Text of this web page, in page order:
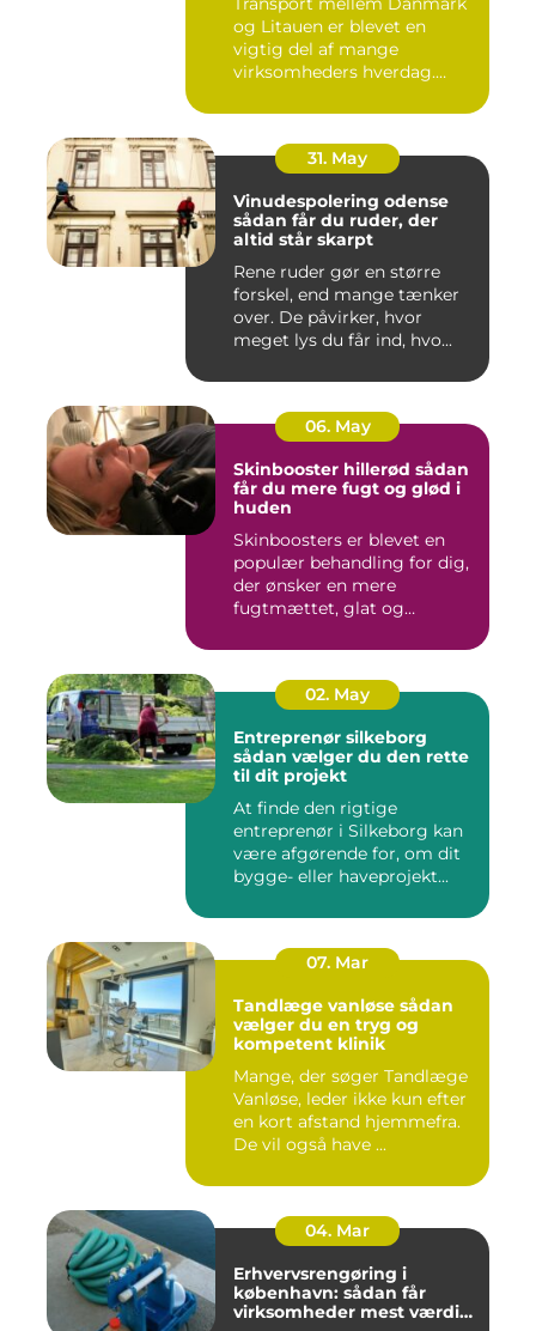
og Litauen er blevet en
vigtig del af mange
virksomheders hverdag.
31. May
Vinudespolering odense
sådan får du ruder, der
altid står skarpt
Rene ruder gør en større
forskel, end mange tænker
over. De påvirker, hvor
meget lys du får ind, hvo...
06. May
Skinbooster hillerød sådan
får du mere fugt og glød i
huden
Skinboosters er blevet en
populær behandling for dig,
der ønsker en mere
fugtmættet, glat og
02. May
Entreprenør silkeborg
sådan vælger du den rette
til dit projekt
At finde den rigtige
entreprenør i Silkeborg kan
være afgørende for, om dit
bygge- eller haveprojekt...
07. Mar
Tandlæge vanløse sådan
vælger du en tryg og
kompetent klinik
Mange, der søger Tandlæge
Vanløse, leder ikke kun efter
en kort afstand hjemmefra.
De vil også have ...
04. Mar
Erhvervsrengøring i
københavn: sådan får
virksomheder mest værdi